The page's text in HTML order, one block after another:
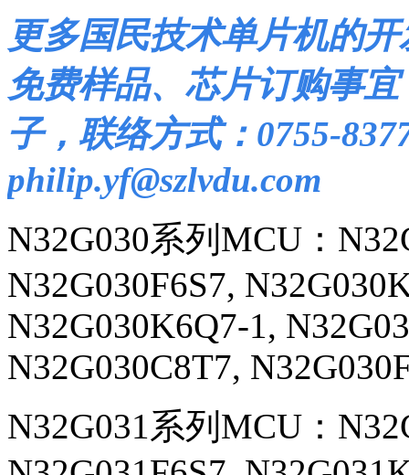
更多国民技术单片机的
免费样品、芯片订购事
子，联络方式：0755-
philip.yf@szlvdu.com
N32G030系列MCU：
N32G030F6S7,
N32G030K6Q7-1,
N32G030C8T7,
N32G031系列MCU：